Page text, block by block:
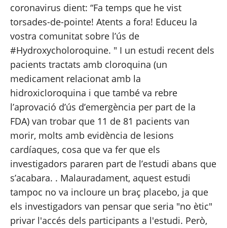
coronavirus dient: “Fa temps que he vist
torsades-de-pointe! Atents a fora! Educeu la
vostra comunitat sobre l’ús de
#Hydroxycholoroquine. " I un estudi recent dels
pacients tractats amb cloroquina (un
medicament relacionat amb la
hidroxicloroquina i que també va rebre
l’aprovació d’ús d’emergència per part de la
FDA) van trobar que 11 de 81 pacients van
morir, molts amb evidència de lesions
cardíaques, cosa que va fer que els
investigadors pararen part de l’estudi abans que
s’acabara. . Malauradament, aquest estudi
tampoc no va incloure un braç placebo, ja que
els investigadors van pensar que seria "no ètic"
privar l'accés dels participants a l'estudi. Però,